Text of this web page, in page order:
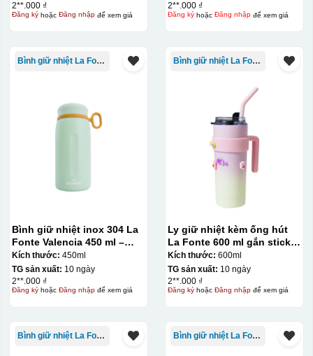
Bước 3: Xếp sản phẩm sau khi dán vào lò nung và
nung ở nhiệt độ 700-800 độ CDeacl có 1 nền màu
lại mực in logo dính chết lên gốm sứ [gallery link="file"
2**.000 ₫
Đăng kýhoặc Đăng nhậpđể xem giá
2**.000 ₫
Đăng kýhoặc Đăng nhậpđể xem giá
Bình giữ nhiệt La Fonte
Bình giữ nhiệt inox 304 La
Fonte Valencia 450 ml –
012355
Kích thước: 450ml
TG sản xuất: 10 ngày
2**.000 ₫
Đăng kýhoặc Đăng nhậpđể xem giá
Bình giữ nhiệt La Fonte
Ly giữ nhiệt kèm ống hút
La Fonte 600 ml gắn sticker
– 012294
Kích thước: 600ml
TG sản xuất: 10 ngày
2**.000 ₫
Đăng kýhoặc Đăng nhậpđể xem giá
Bình giữ nhiệt La Fonte Bình giữ nhiệt La Fonte